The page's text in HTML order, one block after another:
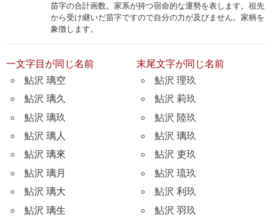
苗字の合計画数。家系が持つ宿命的な運勢を表します。祖先
から受け継いだ苗字ですので自分の力が及びません。家柄を
象徴します。
一文字目が同じ名前
鮎沢 璃空
鮎沢 璃久
鮎沢 璃玖
鮎沢 璃人
鮎沢 璃來
鮎沢 璃月
鮎沢 璃大
鮎沢 璃生
末尾文字が同じ名前
鮎沢 理玖
鮎沢 莉玖
鮎沢 陸玖
鮎沢 璃玖
鮎沢 吏玖
鮎沢 琉玖
鮎沢 利玖
鮎沢 羽玖